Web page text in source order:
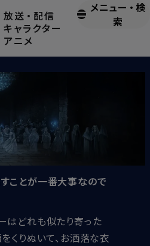
放送 ・ 配信
キャラクター
アニメ
メニュー ・ 検
索
ぶ、最高のハロウィンパーティー
ことが一番大事なので
はどれも似たり寄った
くりぬいて、お洒落な衣